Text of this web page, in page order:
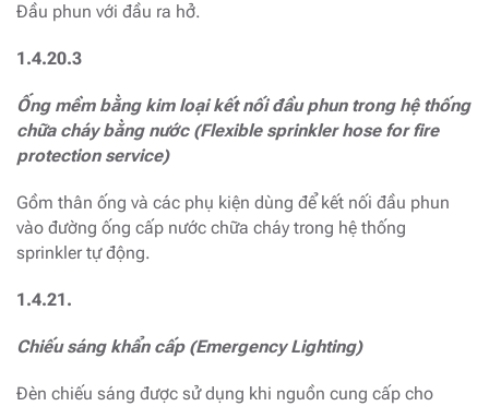
Đầu phun với đầu ra hở.
1.4.20.3
Ống mềm bằng kim loại kết nối đầu phun trong hệ thống
chữa cháy bằng nước (Flexible sprinkler hose for fire
protection service)
Gồm thân ống và các phụ kiện dùng để kết nối đầu phun
vào đường ống cấp nước chữa cháy trong hệ thống
sprinkler tự động.
1.4.21.
Chiếu sáng khẩn cấp (Emergency Lighting)
Đèn chiếu sáng được sử dụng khi nguồn cung cấp cho